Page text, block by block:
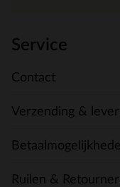
Service
Contact
Verzending &
Ruilen &